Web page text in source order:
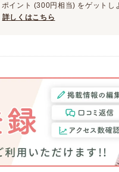
ポイント (300円相当) をゲットし
詳しくはこちら